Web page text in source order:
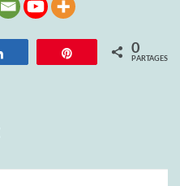
Épingle 0
PARTAGES